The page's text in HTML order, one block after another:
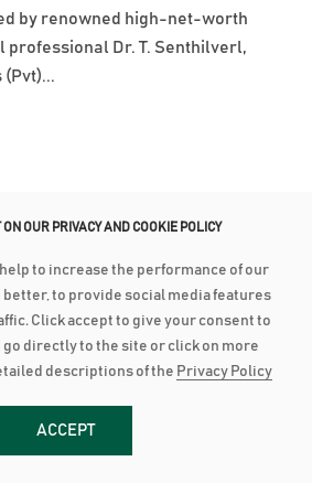
BBB+ INVESTMENT GRADE RATING
assigned a long-term investment-
with a Stable Outlook by Lanka
following its initial rating
independent credit rating agency
Bank of Sri Lanka. According to
by renowned high-net-worth
professional Dr. T. Senthilverl,
ON OUR PRIVACY AND COOKIE POLICY
to increase the performance of our
to provide social media features
Click accept to give your consent to
go directly to the site or click on more
descriptions of the Privacy Policy
ACCEPT